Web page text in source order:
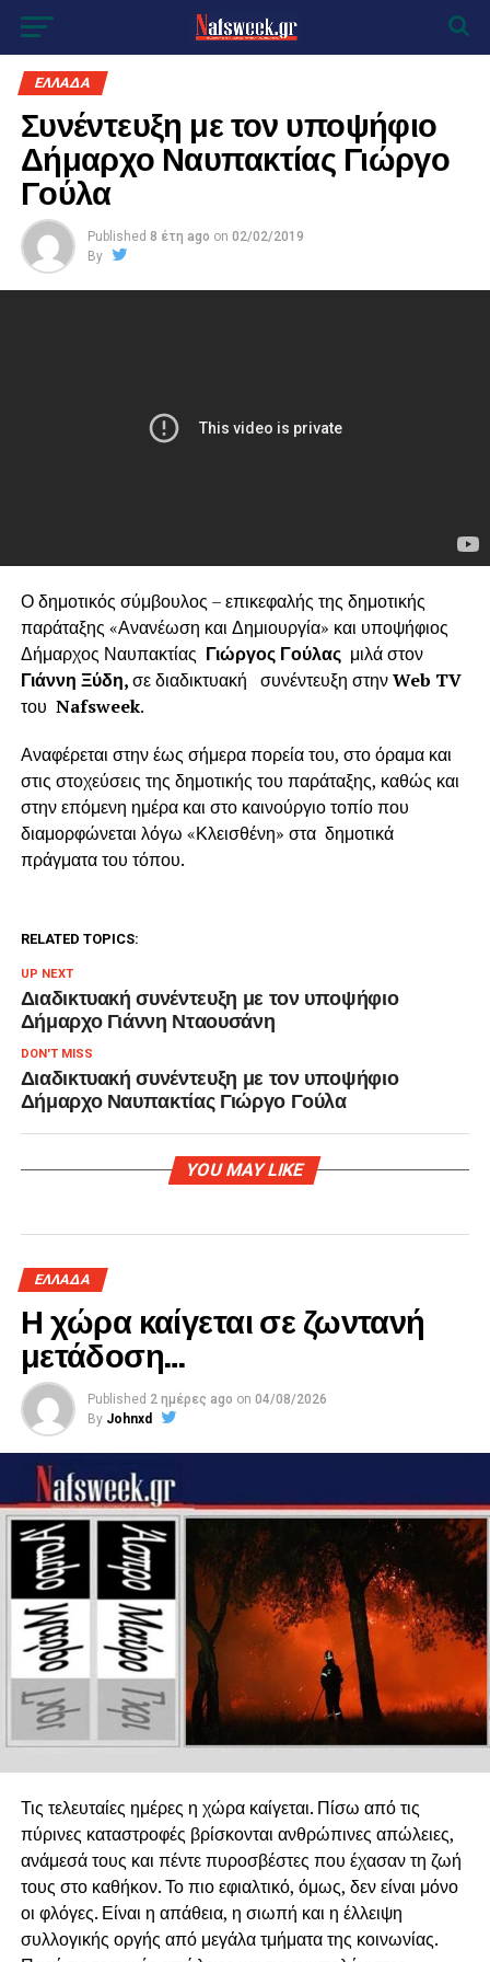
ΕΛΛΑΔΑ
Συνέντευξη με τον υποψήφιο
Δήμαρχο Ναυπακτίας Γιώργο
Γούλα
Published 8 έτη ago on 02/02/2019
By
Ο δημοτικός σύμβουλος – επικεφαλής της δημοτικής
παράταξης «Ανανέωση και Δημιουργία» και υποψήφιος
Δήμαρχος Ναυπακτίας Γιώργος Γούλας μιλά στον
Γιάννη Ξύδη,σε διαδικτυακή συνέντευξη στηνWeb TV
του Nafsweek.
Αναφέρεται στην έως σήμερα πορεία του, στο όραμα και
στις στοχεύσεις της δημοτικής του παράταξης, καθώς και
στην επόμενη ημέρα και στο καινούργιο τοπίο που
διαμορφώνεται λόγω «Κλεισθένη» στα δημοτικά
πράγματα του τόπου.
RELATED TOPICS:
UP NEXT
Διαδικτυακή συνέντευξη με τον υποψήφιο
Δήμαρχο Γιάννη Νταουσάνη
DON'T MISS
Διαδικτυακή συνέντευξη με τον υποψήφιο
Δήμαρχο Ναυπακτίας Γιώργο Γούλα
YOU MAY LIKE
ΕΛΛΑΔΑ
Η χώρα καίγεται σε ζωντανή
μετάδοση…
Published 2 ημέρες ago on 04/08/2026
By Johnxd
Τις τελευταίες ημέρες η χώρα καίγεται. Πίσω από τις
πύρινες καταστροφές βρίσκονται ανθρώπινες απώλειες,
ανάμεσά τους και πέντε πυροσβέστες που έχασαν τη ζωή
τους στο καθήκον. Το πιο εφιαλτικό, όμως, δεν είναι μόνο
οι φλόγες. Είναι η απάθεια, η σιωπή και η έλλειψη
συλλογικής οργής από μεγάλα τμήματα της κοινωνίας.